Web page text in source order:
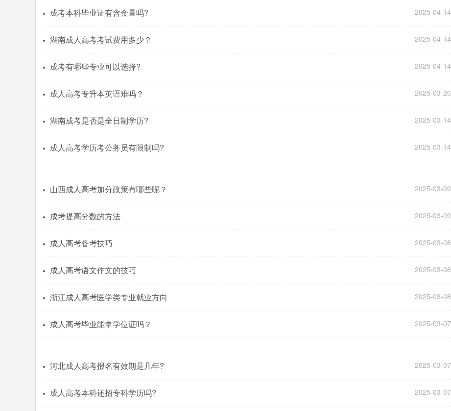
成考本科毕业证有含金量吗? 2025-04-14
湖南成人高考考试费用多少？ 2025-04-14
成考有哪些专业可以选择? 2025-04-14
成人高考专升本英语难吗？ 2025-03-26
湖南成考是否是全日制学历? 2025-03-14
成人高考学历考公务员有限制吗? 2025-03-14
山西成人高考加分政策有哪些呢？ 2025-03-09
成考提高分数的方法 2025-03-09
成人高考备考技巧 2025-03-08
成人高考语文作文的技巧 2025-03-08
浙江成人高考医学类专业就业方向 2025-03-08
成人高考毕业能拿学位证吗？ 2025-03-07
河北成人高考报名有效期是几年? 2025-03-07
成人高考本科还招专科学历吗? 2025-03-07